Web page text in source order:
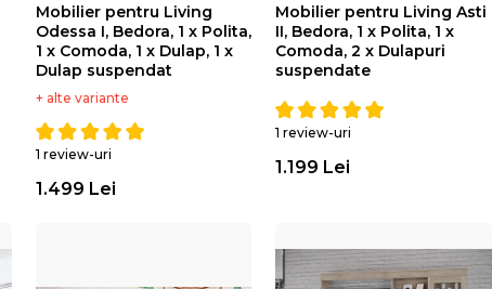
Mobilier pentru Living
Odessa I, Bedora, 1 x Polita,
1 x Comoda, 1 x Dulap, 1 x
Dulap suspendat
+ alte variante
1 review-uri
1.499 Lei
Mobilier pentru Living Asti
II, Bedora, 1 x Polita, 1 x
Comoda, 2 x Dulapuri
suspendate
1 review-uri
1.199 Lei